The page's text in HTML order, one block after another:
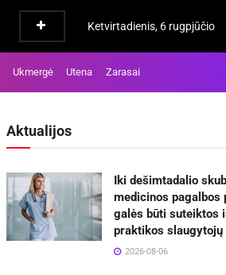
Ketvirtadienis, 6 rugpjūčio
Ukmergė Utena Zarasai
Aktualijos
Iki dešimtadalio
medicinos pagalbos
galės būti suteiktos
praktikos slaugytojų
2026-08-06